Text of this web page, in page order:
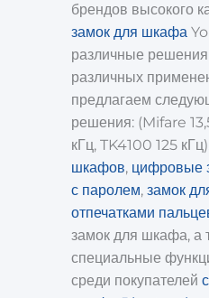
брендов высокого
замок для шкафа
различные решения
различных
предлагаем
решения: (Mifare
кГц, TK4100 125
шкафов, цифровые
с паролем, замок
отпечатками
замок для шкафа, а
специальные
среди покупателей